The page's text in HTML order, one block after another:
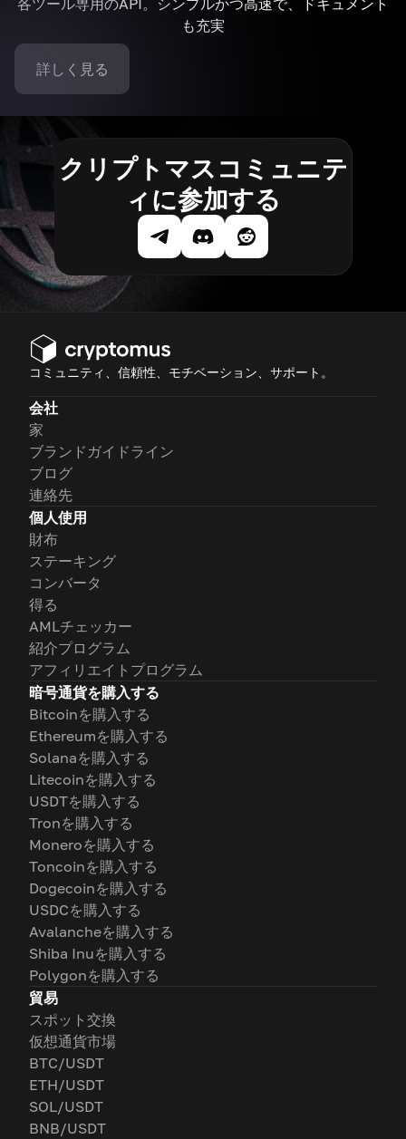
各ツール専用のAPI。シンプルかつ高速で、ドキュメント
も充実
詳しく見る
クリプトマスコミュニテ
ィに参加する
コミュニティ、信頼性、モチベーション、サポート。
会社
家
ブランドガイドライン
ブログ
連絡先
個人使用
財布
ステーキング
コンバータ
得る
AMLチェッカー
紹介プログラム
アフィリエイトプログラム
暗号通貨を購入する
Bitcoinを購入する
Ethereumを購入する
Solanaを購入する
Litecoinを購入する
USDTを購入する
Tronを購入する
Moneroを購入する
Toncoinを購入する
Dogecoinを購入する
USDCを購入する
Avalancheを購入する
Shiba Inuを購入する
Polygonを購入する
貿易
スポット交換
仮想通貨市場
BTC/USDT
ETH/USDT
SOL/USDT
BNB/USDT